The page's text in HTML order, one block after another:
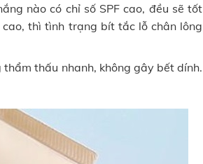
nào có chỉ số SPF cao, đều sẽ tốt
thì tình trạng bít tắc lỗ chân lông
thấu nhanh, không gây bết dính.